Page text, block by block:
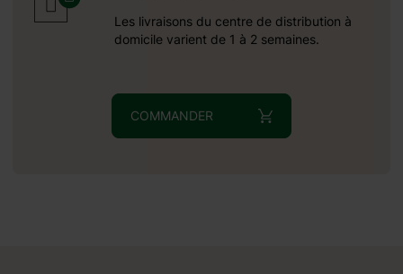
Les livraisons du centre de distribution à
domicile varient de 1 à 2 semaines.
COMMANDER